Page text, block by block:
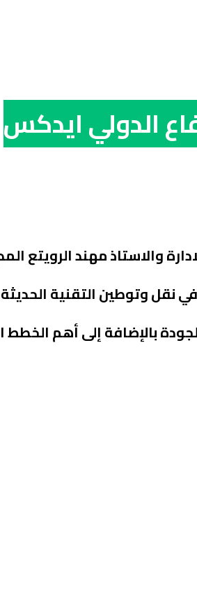
الدولي ايدكس
والاستاذ مهند الرويتع
نقل وتوطين التقنية
بالإضافة إلى أهم